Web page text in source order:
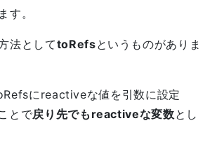
す。
法としてtoRefsというものがありま
にreactiveな値を引数に設定
とで戻り先でもreactiveな変数とし